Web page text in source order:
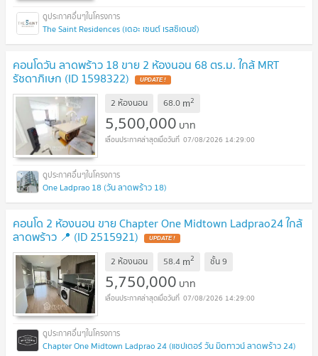
The Saint Residences (เดอะ เซนต์ เรสซิเดนซ์)
คอนโดวัน ลาดพร้าว 18 ขาย 2 ห้องนอน 68 ตร.ม. ใกล้ MRT
รัชดาภิเษก (ID 1598322)
2 ห้องนอน 68.0 m2
5,500,000 บาท
07/08/2026 14:29:00
One Ladprao 18 (วัน ลาดพร้าว 18)
คอนโด 2 ห้องนอน ขาย Chapter One Midtown Ladprao24 ใกล้
ลาดพร้าว 📍 (ID 2515921)
2 ห้องนอน 58.4 m2 ชั้น9
5,750,000 บาท
07/08/2026 14:29:00
Chapter One Midtown Ladprao 24 (แชปเตอร์ วัน มิดทาวน์ ลาดพร้าว 24)